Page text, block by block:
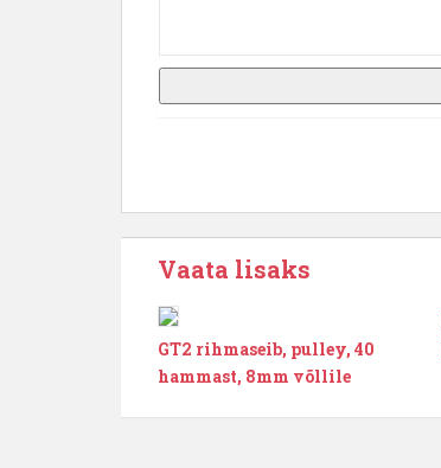
Vaata lisaks
GT2 rihmaseib, pulley, 40
hammast, 8mm võllile